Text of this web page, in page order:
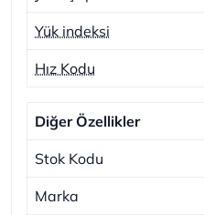
Yük indeksi
Hız Kodu
Diğer Özellikler
Stok Kodu
Marka